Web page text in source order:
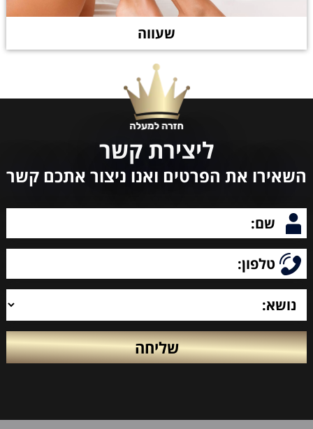
שעווה
ליצירת קשר
השאירו את הפרטים ואנו ניצור אתכם קשר